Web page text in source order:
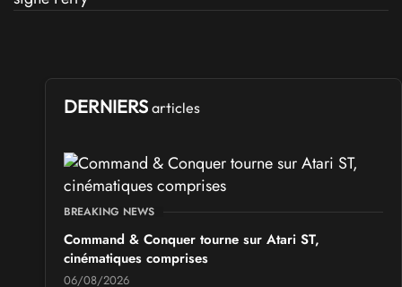
DERNIERS articles
BREAKING NEWS
Command & Conquer tourne sur Atari ST,
cinématiques comprises
06/08/2026